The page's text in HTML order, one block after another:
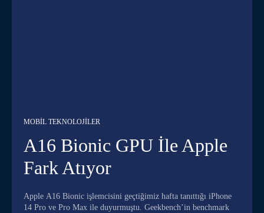
MOBIL TEKNOLOJILER
A16 Bionic GPU İle Apple
Fark Atıyor
Apple A16 Bionic işlemcisini geçtiğimiz hafta tanıttığı iPhone
14 Pro ve Pro Max ile duyurmuştu. Geekbench’in benchmark